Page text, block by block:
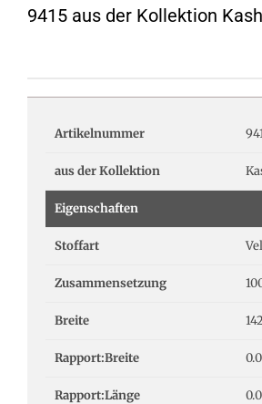
9415 aus der Kollektion
Artikelnummer
aus der Kollektion
Eigenschaften
Stoffart
Zusammensetzung
Breite
Rapport:Breite
Rapport:Länge